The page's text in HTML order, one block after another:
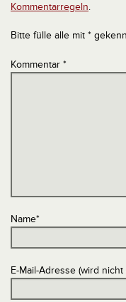
Kommentarregeln.
Bitte fülle alle mit *
Kommentar *
Name*
E-Mail-Adresse (wird